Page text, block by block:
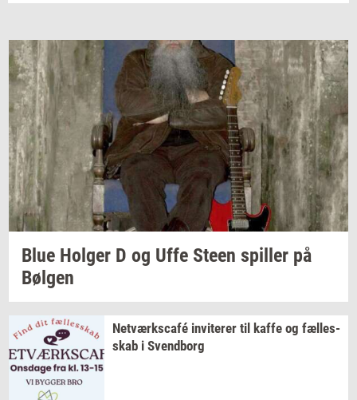
Blue Hol­ger D og Uffe Steen spil­ler på
Bøl­gen
Netværkscafé in­vi­te­rer til kaffe og fæl­les­
skab i Svend­borg